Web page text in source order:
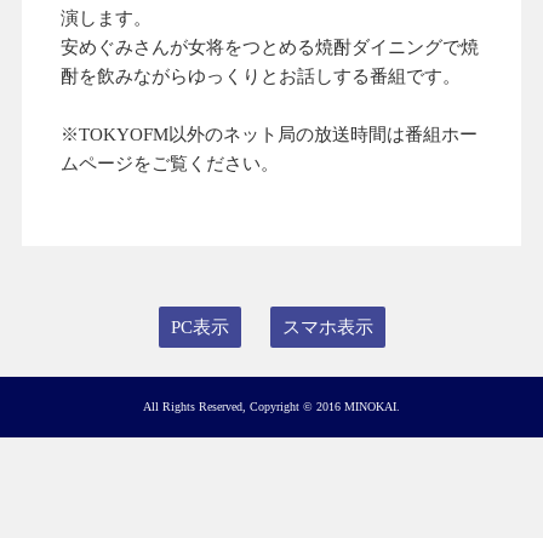
演します。
安めぐみさんが女将をつとめる焼酎ダイニングで焼
酎を飲みながらゆっくりとお話しする番組です。
※TOKYOFM以外のネット局の放送時間は番組ホー
ムページをご覧ください。
PC表示 スマホ表示
All Rights Reserved, Copyright © 2016 MINOKAI.